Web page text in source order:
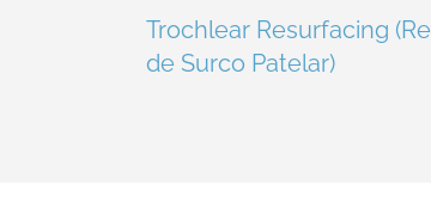
Trochlear Resurfacing
de Surco Patelar)